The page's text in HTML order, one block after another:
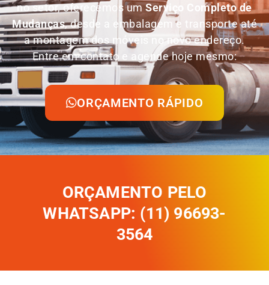
no setor, oferecemos umServiço Completo de
Mudanças, desde a embalagem e transporte até
a montagem dos móveis no novo endereço.
Entre em contato e agende hoje mesmo:
ORÇAMENTO RÁPIDO
ORÇAMENTO PELO
WHATSAPP: (11) 96693-
3564